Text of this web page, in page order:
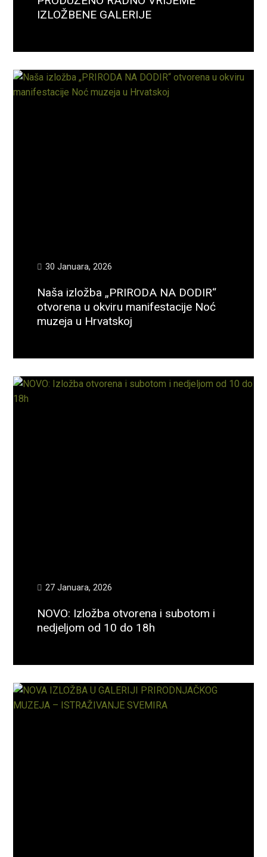
IZLOŽBENE GALERIJE
30 Januara, 2026
Naša izložba „PRIRODA NA DODIR“
otvorena u okviru manifestacije Noć
muzeja u Hrvatskoj
27 Januara, 2026
NOVO: Izložba otvorena i subotom i
nedjeljom od 10 do 18h